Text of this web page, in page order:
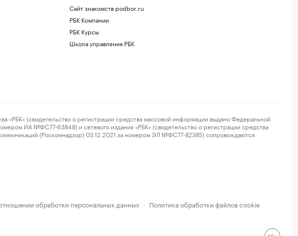
Сайт знакомств podbor.ru
РБК Компании
РБК Курсы
Школа управления РБК
(свидетельство о регистрации средства массовой информации выдано Федеральной
ИА №ФС77-63848) и сетевого издания «РБК» (свидетельство о регистрации средства
(Роскомнадзор) 03.12.2021 за номером ЭЛ №ФС77-82385) сопровождаются
обработки персональных данных · Политика обработки файлов cookie